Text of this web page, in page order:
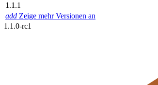
1.1.1
add Zeige mehr Versionen an
1.1.0-rc1